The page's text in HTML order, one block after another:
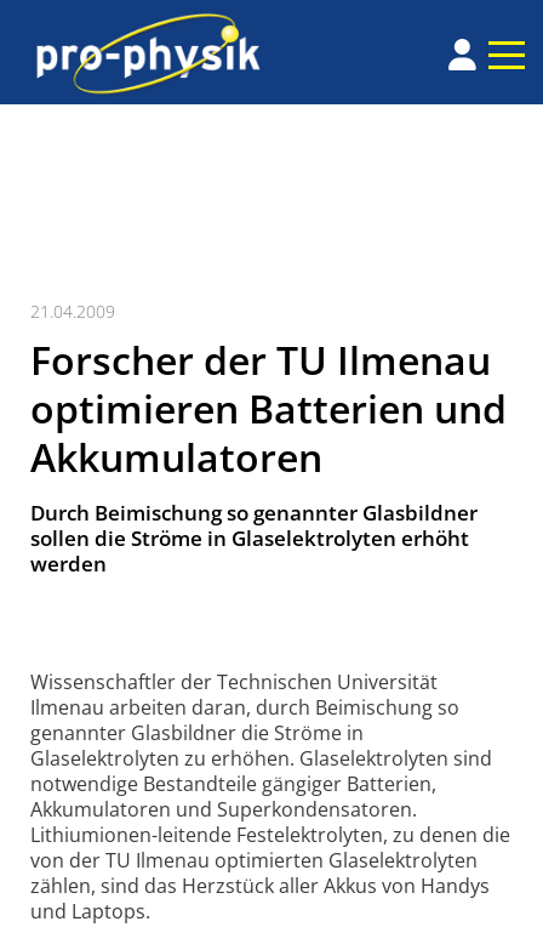
21.04.2009
Forscher der TU Ilmenau
optimieren Batterien und
Akkumulatoren
Durch Beimischung so genannter Glasbildner
sollen die Ströme in Glaselektrolyten erhöht
werden
Wissenschaftler der Technischen Universität
Ilmenau arbeiten daran, durch Beimischung so
genannter Glasbildner die Ströme in
Glaselektrolyten zu erhöhen. Glaselektrolyten sind
notwendige Bestandteile gängiger Batterien,
Akkumulatoren und Superkondensatoren.
Lithiumionen-leitende Festelektrolyten, zu denen die
von der TU Ilmenau optimierten Glaselektrolyten
zählen, sind das Herzstück aller Akkus von Handys
und Laptops.